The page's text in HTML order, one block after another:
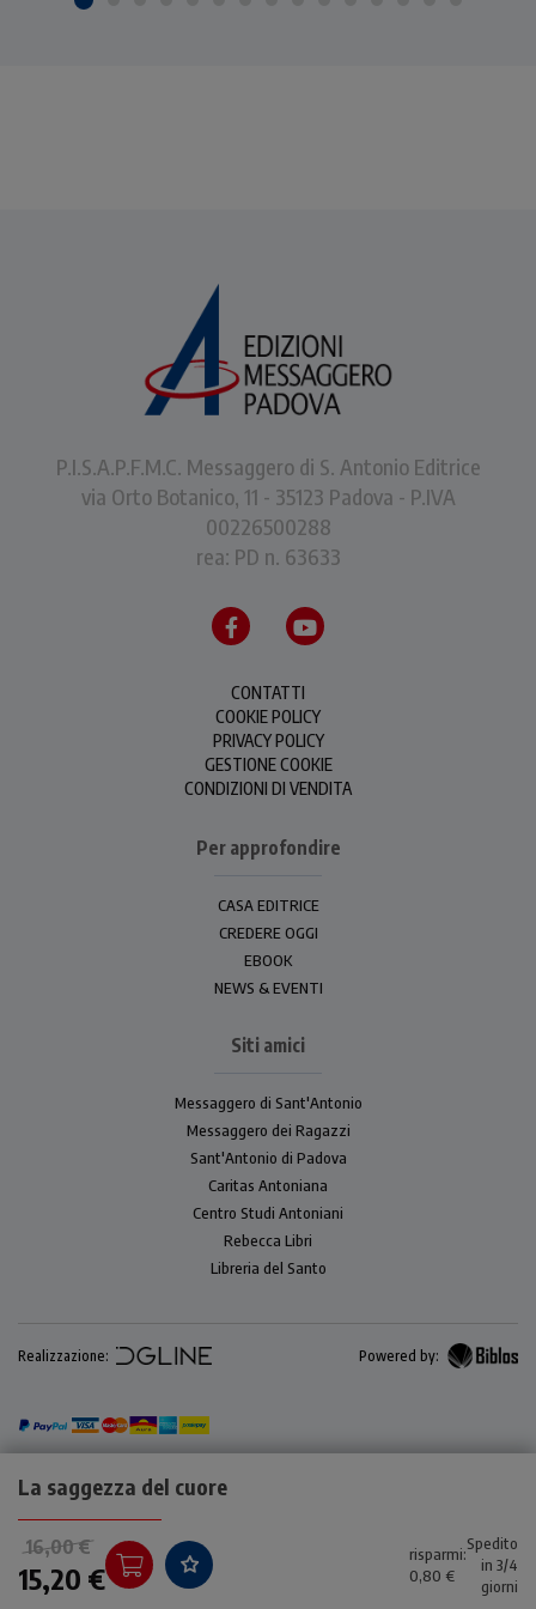
La saggezza del cuore
16,00 €
15,20 €
risparmi:
0,80 €
Spedito
in 3/4
giorni
P.I.S.A.P.F.M.C. Messaggero di S. Antonio Editrice
via Orto Botanico, 11 - 35123 Padova - P.IVA
00226500288
rea: PD n. 63633
CONTATTI
COOKIE POLICY
PRIVACY POLICY
GESTIONE COOKIE
CONDIZIONI DI VENDITA
Per approfondire
CASA EDITRICE
CREDERE OGGI
EBOOK
NEWS & EVENTI
Siti amici
Messaggero di Sant'Antonio
Messaggero dei Ragazzi
Sant'Antonio di Padova
Caritas Antoniana
Centro Studi Antoniani
Rebecca Libri
Libreria del Santo
Realizzazione: Powered by: